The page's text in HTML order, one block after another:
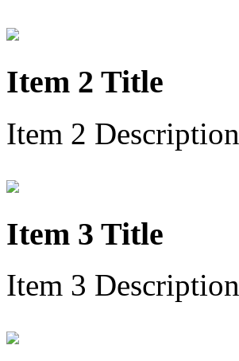
Item 2 Title
Item 2 Description
Item 3 Title
Item 3 Description